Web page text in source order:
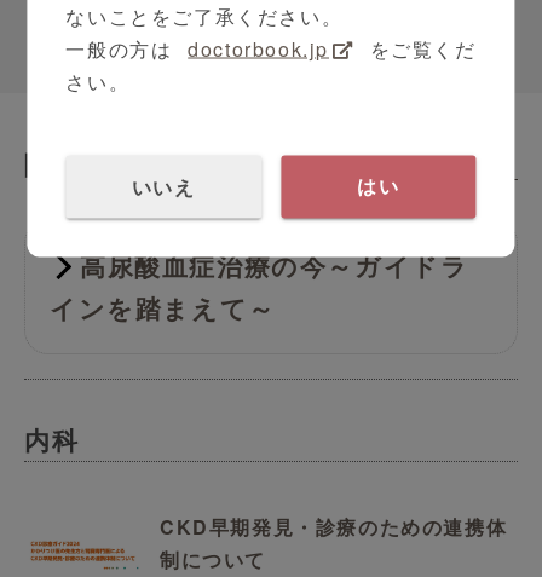
関連動画 Related Contents
高尿酸血症治療の今～ガイドラ
インを踏まえて～
内科
CKD早期発見・診療のための連携体
制について
ないことをご了承ください。
一般の方は
doctorbook.jp
をご覧くだ
さい。
いいえ はい